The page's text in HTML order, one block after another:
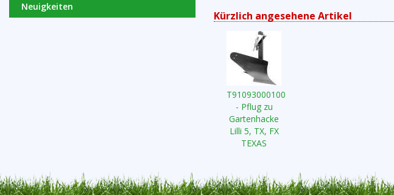
Neuigkeiten
Kürzlich angesehene Artikel
T91093000100
- Pflug zu
Gartenhacke
Lilli 5, TX, FX
TEXAS